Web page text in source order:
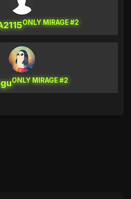
ONLY MIRAGE #2
ONLY MIRAGE #2